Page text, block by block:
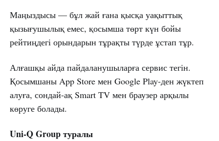
Маңыздысы — бұл жай ғана қысқа уақыттық
қызығушылық емес, қосымша төрт күн бойы
рейтиңдегі орындарын тұрақты түрде ұстап тұр.
Алғашқы айда пайдаланушыларға сервис тегін.
Қосымшаны App Store мен Google Play-ден жүктеп
алуға, сондай-ақ Smart TV мен браузер арқылы
көруге болады.
Uni-Q Group туралы